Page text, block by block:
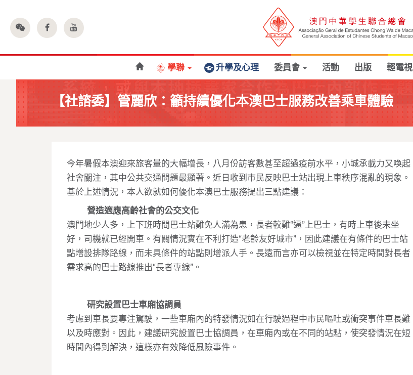
學聯 升學及心理 委員會 活動 出版 輕電視
【社諮委】管麗欣：籲持續優化本澳巴士服務改善乘車體驗
今年暑假本澳迎來旅客量的大幅增長，八月份訪客數甚至超過疫前水平，小城承載力又喚起
社會關注，其中公共交通問題最顯著。近日收到市民反映巴士站出現上車秩序混亂的現象。
基於上述情況，本人欲就如何優化本澳巴士服務提出三點建議：
營造適應高齡社會的公交文化
澳門地少人多，上下班時間巴士站難免人滿為患，長者較難“逼”上巴士，有時上車後未坐
好，司機就已經開車。有關情況實在不利打造“老齡友好城市”，因此建議在有條件的巴士站
點增設排隊路線，而未具條件的站點則增派人手。長遠而言亦可以檢視並在特定時間對長者
需求高的巴士路線推出“長者專線”。
研究設置巴士車廂協調員
考慮到車長要專注駕駛，一些車廂內的特發情況如在行駛過程中市民嘔吐或衝突事件車長難
以及時應對。因此，建議研究設置巴士協調員，在車廂內或在不同的站點，使突發情況在短
時間內得到解決，這樣亦有效降低風險事件。